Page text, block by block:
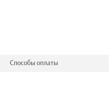
Способы оплаты